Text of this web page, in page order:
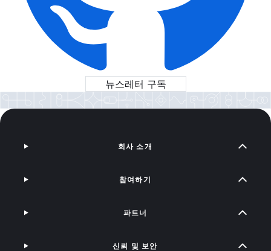
뉴스레터 구독
회사 소개
참여하기
파트너
신뢰 및 보안